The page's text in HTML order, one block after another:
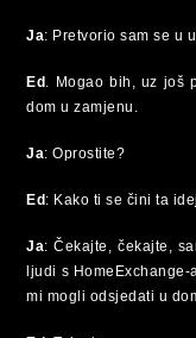
Ja: Pretvorio sam se u
Ed . Mogao bih, uz još
dom u zamjenu.
Ja: Oprostite?
Ed : Kako ti se čini ta
Ja: Čekajte, čekajte,
ljudi s
mi mogli odsjedati u